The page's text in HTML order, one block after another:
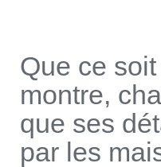
Que ce
montre,
que ses
par les